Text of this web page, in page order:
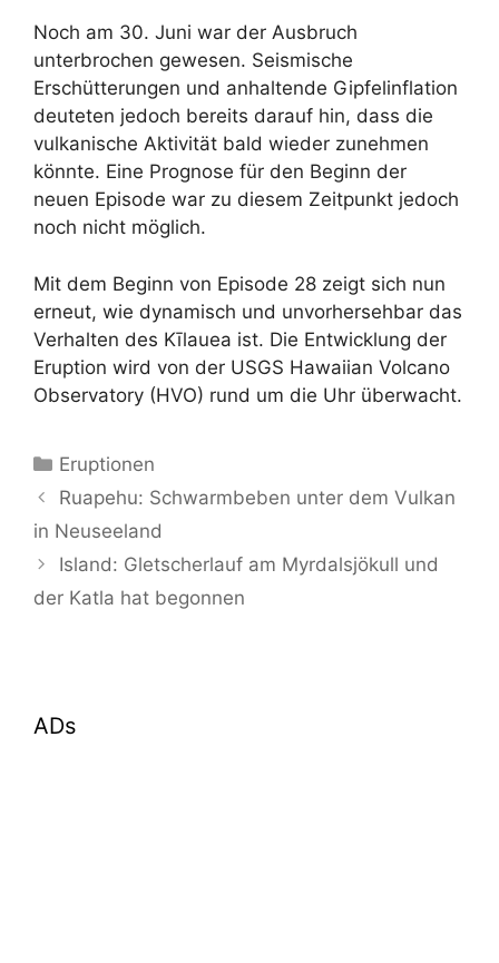
Noch am 30. Juni war der Ausbruch
unterbrochen gewesen. Seismische
Erschütterungen und anhaltende Gipfelinflation
deuteten jedoch bereits darauf hin, dass die
vulkanische Aktivität bald wieder zunehmen
könnte. Eine Prognose für den Beginn der
neuen Episode war zu diesem Zeitpunkt jedoch
noch nicht möglich.
Mit dem Beginn von Episode 28 zeigt sich nun
erneut, wie dynamisch und unvorhersehbar das
Verhalten des Kīlauea ist. Die Entwicklung der
Eruption wird von der USGS Hawaiian Volcano
Observatory (HVO) rund um die Uhr überwacht.
Kategorien
Eruptionen
Ruapehu: Schwarmbeben unter dem Vulkan
in Neuseeland
Island: Gletscherlauf am Myrdalsjökull und
der Katla hat begonnen
ADs